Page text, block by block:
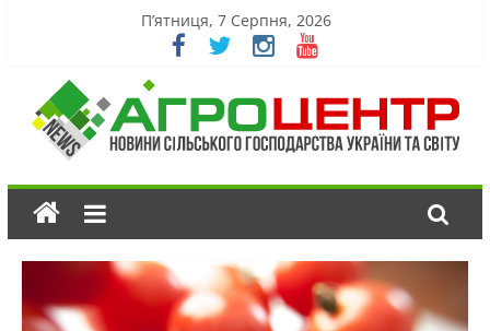
П’ятниця, 7 Серпня, 2026